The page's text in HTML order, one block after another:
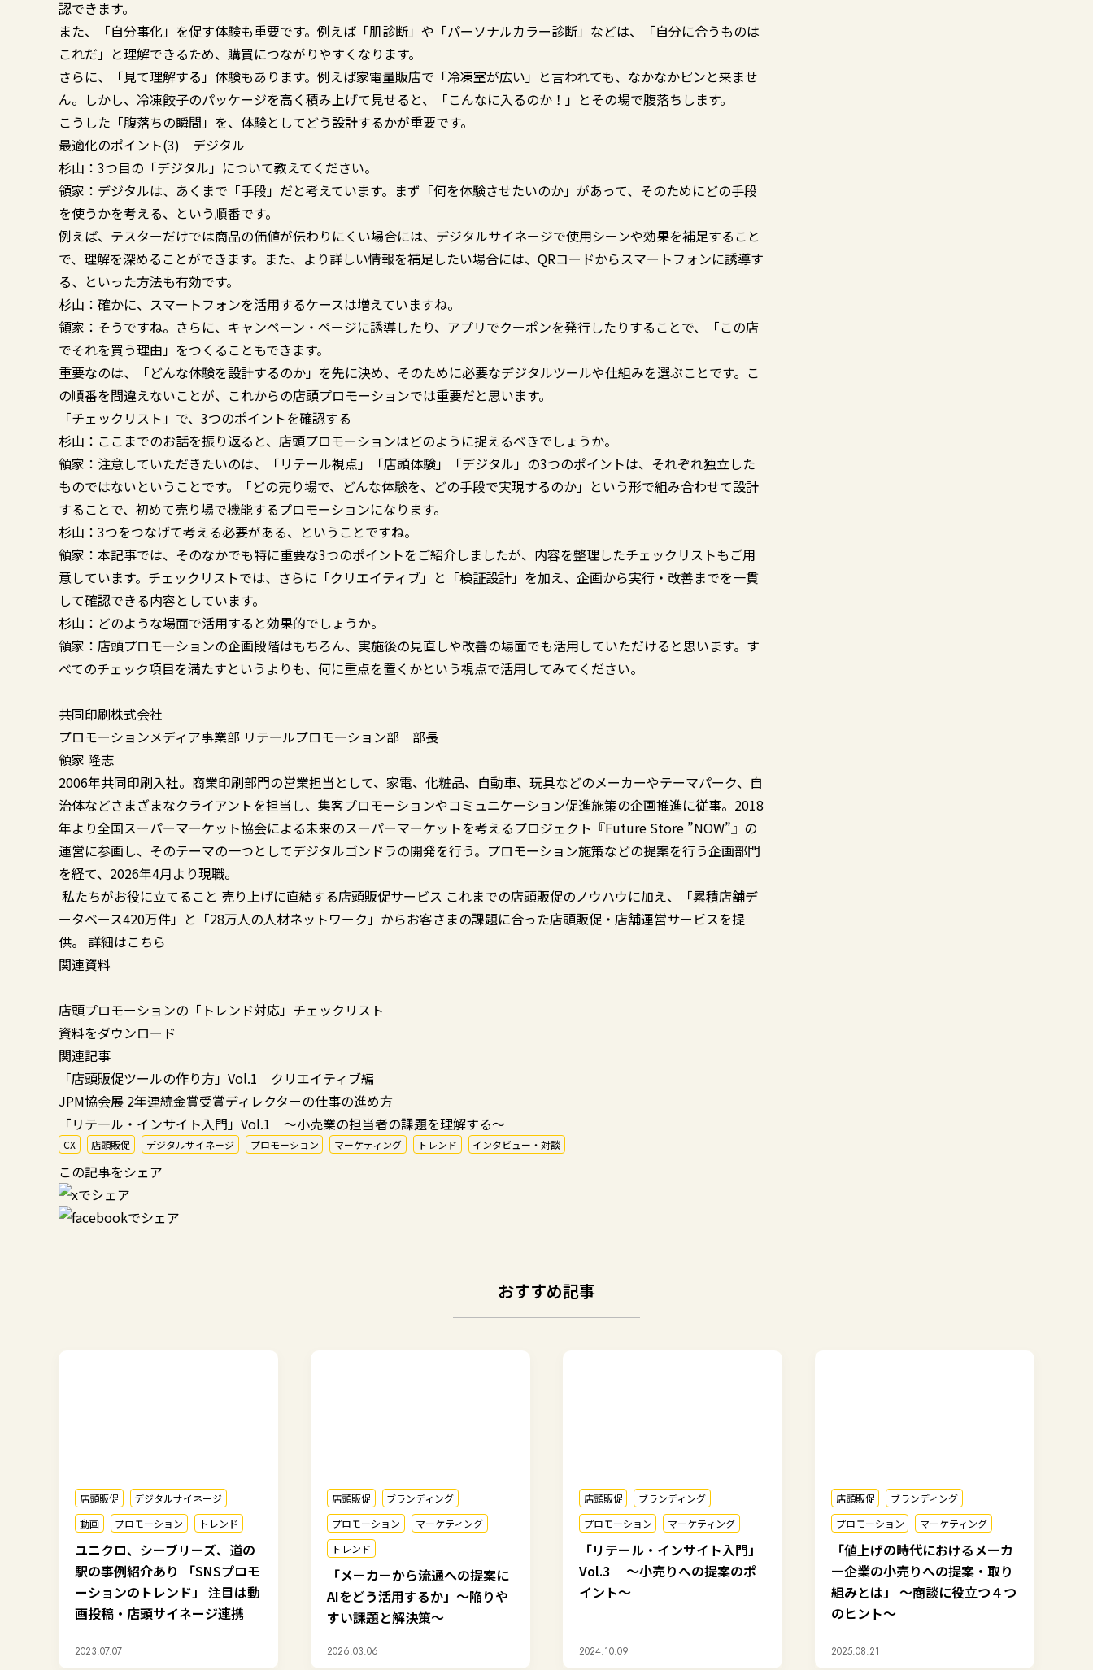
認できます。
また、「自分事化」を促す体験も重要です。例えば「肌診断」や「パーソナルカラー診断」などは、「自分に合うものは
これだ」と理解できるため、購買につながりやすくなります。
さらに、「見て理解する」体験もあります。例えば家電量販店で「冷凍室が広い」と言われても、なかなかピンと来ませ
ん。しかし、冷凍餃子のパッケージを高く積み上げて見せると、「こんなに入るのか！」とその場で腹落ちします。
こうした「腹落ちの瞬間」を、体験としてどう設計するかが重要です。
最適化のポイント(3) デジタル
杉山：3つ目の「デジタル」について教えてください。
領家：デジタルは、あくまで「手段」だと考えています。まず「何を体験させたいのか」があって、そのためにどの手段
を使うかを考える、という順番です。
例えば、テスターだけでは商品の価値が伝わりにくい場合には、デジタルサイネージで使用シーンや効果を補足すること
で、理解を深めることができます。また、より詳しい情報を補足したい場合には、QRコードからスマートフォンに誘導す
る、といった方法も有効です。
杉山：確かに、スマートフォンを活用するケースは増えていますね。
領家：そうですね。さらに、キャンペーン・ページに誘導したり、アプリでクーポンを発行したりすることで、「この店
でそれを買う理由」をつくることもできます。
重要なのは、「どんな体験を設計するのか」を先に決め、そのために必要なデジタルツールや仕組みを選ぶことです。こ
の順番を間違えないことが、これからの店頭プロモーションでは重要だと思います。
「チェックリスト」で、3つのポイントを確認する
杉山：ここまでのお話を振り返ると、店頭プロモーションはどのように捉えるべきでしょうか。
領家：注意していただきたいのは、「リテール視点」「店頭体験」「デジタル」の3つのポイントは、それぞれ独立した
ものではないということです。「どの売り場で、どんな体験を、どの手段で実現するのか」という形で組み合わせて設計
することで、初めて売り場で機能するプロモーションになります。
杉山：3つをつなげて考える必要がある、ということですね。
領家：本記事では、そのなかでも特に重要な3つのポイントをご紹介しましたが、内容を整理したチェックリストもご用
意しています。チェックリストでは、さらに「クリエイティブ」と「検証設計」を加え、企画から実行・改善までを一貫
して確認できる内容としています。
杉山：どのような場面で活用すると効果的でしょうか。
領家：店頭プロモーションの企画段階はもちろん、実施後の見直しや改善の場面でも活用していただけると思います。す
べてのチェック項目を満たすというよりも、何に重点を置くかという視点で活用してみてください。
共同印刷株式会社
プロモーションメディア事業部 リテールプロモーション部 部長
領家 隆志
2006年共同印刷入社。商業印刷部門の営業担当として、家電、化粧品、自動車、玩具などのメーカーやテーマパーク、自
治体などさまざまなクライアントを担当し、集客プロモーションやコミュニケーション促進施策の企画推進に従事。2018
年より全国スーパーマーケット協会による未来のスーパーマーケットを考えるプロジェクト『Future Store ”NOW”』の
運営に参画し、そのテーマの一つとしてデジタルゴンドラの開発を行う。プロモーション施策などの提案を行う企画部門
を経て、2026年4月より現職。
私たちがお役に立てること 売り上げに直結する店頭販促サービス これまでの店頭販促のノウハウに加え、「累積店舗デ
ータベース420万件」と「28万人の人材ネットワーク」からお客さまの課題に合った店頭販促・店舗運営サービスを提
供。
詳細はこちら
関連資料
店頭プロモーションの「トレンド対応」チェックリスト
資料をダウンロード
関連記事
「店頭販促ツールの作り方」Vol.1 クリエイティブ編
JPM協会展 2年連続金賞受賞ディレクターの仕事の進め方
「リテ―ル・インサイト入門」Vol.1 ～小売業の担当者の課題を理解する～
CX 店頭販促 デジタルサイネージ プロモーション マーケティング トレンド インタビュー・対談
この記事をシェア
おすすめ記事
店頭販促
デジタルサイネージ
動画
プロモーション トレンド
ユニクロ、シーブリーズ、道の
駅の事例紹介あり 「SNSプロモ
ーションのトレンド」 注目は動
画投稿・店頭サイネージ連携
2023.07.07
店頭販促
ブランディング
プロモーション
マーケティング
トレンド
「メーカーから流通への提案に
AIをどう活用するか」～陥りや
すい課題と解決策～
2026.03.06
店頭販促
ブランディング
プロモーション
マーケティング
「リテール・インサイト入門」
Vol.3 ～小売りへの提案のポ
イント～
2024.10.09
店頭販促
ブランディング
プロモーション
マーケティング
「値上げの時代におけるメーカ
ー企業の小売りへの提案・取り
組みとは」 ～商談に役立つ４つ
のヒント～
2025.08.21